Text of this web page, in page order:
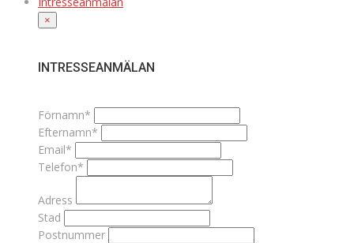
×
INTRESSEANMÄLAN
Förnamn*
Efternamn*
Email*
Telefon*
Adress
Stad
Postnummer